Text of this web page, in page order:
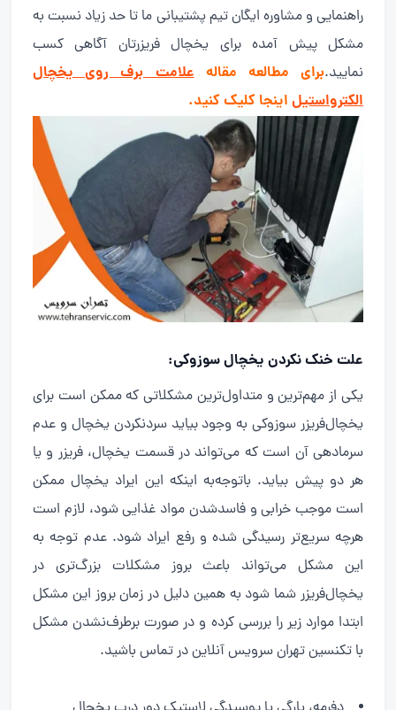
راهنمایی و مشاوره ایگان تیم پشتیبانی ما تا حد زیاد نسبت به
مشکل پیش آمده برای یخچال فریزرتان آگاهی کسب
نمایید.برای مطالعه مقالهعلامت برف روی یخچال
الکترواستیل اینجا کلیک کنید.
علت خنک نکردن یخچال سوزوکی:
یکی از مهم‌ترین و متداول‌ترین مشکلاتی که ممکن است برای
یخچال‌فریزر سوزوکی به وجود بیاید سردنکردن یخچال و عدم
سرمادهی آن است که می‌تواند در قسمت یخچال، فریزر و یا
هر دو پیش بیاید. باتوجه‌به اینکه این ایراد یخچال ممکن
است موجب خرابی و فاسدشدن مواد غذایی شود، لازم است
هرچه سریع‌تر رسیدگی شده و رفع ایراد شود. عدم توجه به
این مشکل می‌تواند باعث بروز مشکلات بزرگ‌تری در
یخچال‌فریزر شما شود به همین دلیل در زمان بروز این مشکل
ابتدا موارد زیر را بررسی کرده و در صورت برطرف‌نشدن مشکل
با تکنسین تهران سرویس آنلاین در تماس باشید.